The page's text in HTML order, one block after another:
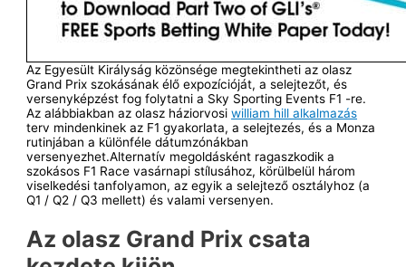
Az Egyesült Királyság közönsége megtekintheti az olasz
Grand Prix szokásának élő expozícióját, a selejtezőt, és
versenyképzést fog folytatni a Sky Sporting Events F1 -re.
Az alábbiakban az olasz háziorvosiwilliam hill alkalmazás
terv mindenkinek az F1 gyakorlata, a selejtezés, és a Monza
rutinjában a különféle dátumzónákban
versenyezhet.Alternatív megoldásként ragaszkodik a
szokásos F1 Race vasárnapi stílusához, körülbelül három
viselkedési tanfolyamon, az egyik a selejtező osztályhoz (a
Q1 / Q2 / Q3 mellett) és valami versenyen.
Az olasz Grand Prix csata